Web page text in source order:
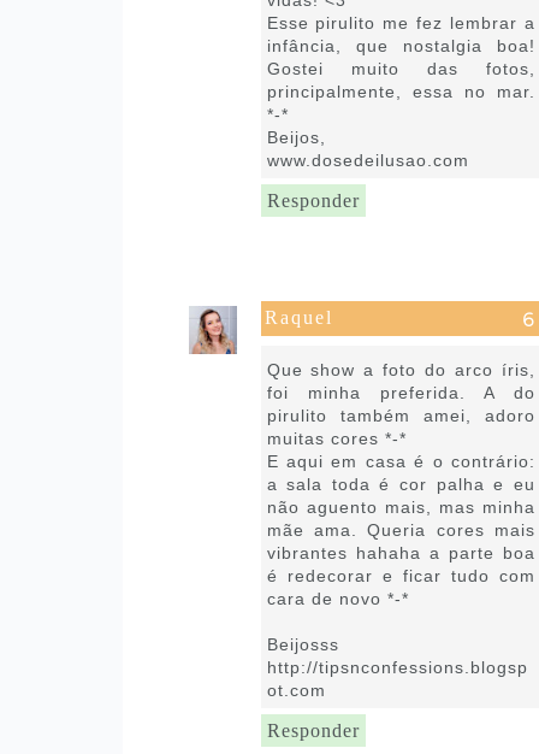
Esse pirulito me fez lembrar a
infância, que nostalgia boa!
Gostei muito das fotos,
principalmente, essa no mar.
*-*
Beijos,
www.dosedeilusao.com
Responder
Raquel
Que show a foto do arco íris,
foi minha preferida. A do
pirulito também amei, adoro
muitas cores *-*
E aqui em casa é o contrário:
a sala toda é cor palha e eu
não aguento mais, mas minha
mãe ama. Queria cores mais
vibrantes hahaha a parte boa
é redecorar e ficar tudo com
cara de novo *-*
Beijosss
http://tipsnconfessions.blogsp
ot.com
Responder